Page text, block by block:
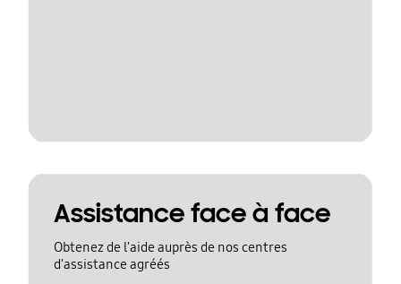
Assistance face à face
Obtenez de l'aide auprès de nos centres
d'assistance agréés